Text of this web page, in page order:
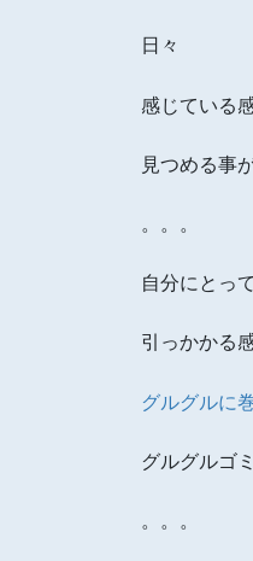
日々
感じている
見つめる事
。。。
自分にとって
引っかかる
グルグルに
グルグルゴ
。。。